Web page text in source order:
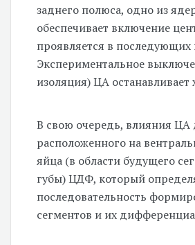
заднего полюса, одно из
обеспечивает включение
проявляется в последующих
Экспериментальное
изоляция) ЦА останавливает
В свою очередь, влияния ЦА
расположенного на
яйца (в области будущего
губы) ЦДФ, который
последовательность
сегментов и их